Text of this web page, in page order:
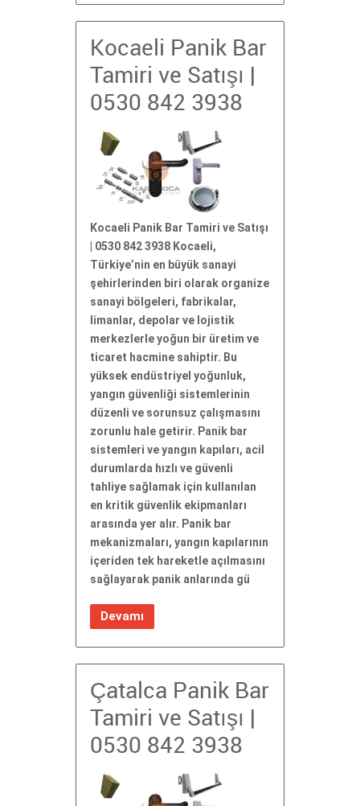
Kocaeli Panik Bar
Tamiri ve Satışı |
0530 842 3938
Kocaeli Panik Bar Tamiri ve Satışı
| 0530 842 3938 Kocaeli,
Türkiye’nin en büyük sanayi
şehirlerinden biri olarak organize
sanayi bölgeleri, fabrikalar,
limanlar, depolar ve lojistik
merkezlerle yoğun bir üretim ve
ticaret hacmine sahiptir. Bu
yüksek endüstriyel yoğunluk,
yangın güvenliği sistemlerinin
düzenli ve sorunsuz çalışmasını
zorunlu hale getirir. Panik bar
sistemleri ve yangın kapıları, acil
durumlarda hızlı ve güvenli
tahliye sağlamak için kullanılan
en kritik güvenlik ekipmanları
arasında yer alır. Panik bar
mekanizmaları, yangın kapılarının
içeriden tek hareketle açılmasını
sağlayarak panik anlarında gü
Devamı
Çatalca Panik Bar
Tamiri ve Satışı |
0530 842 3938